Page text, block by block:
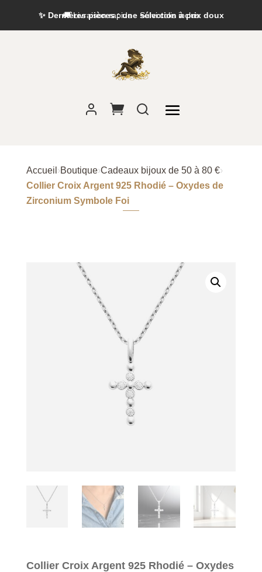
✨ Dernières pièces : une sélection à prix doux
Accueil ›Boutique›Cadeaux bijoux de 50 à 80 €›
Collier Croix Argent 925 Rhodié – Oxydes de
Zirconium Symbole Foi
Collier Croix Argent 925 Rhodié – Oxydes